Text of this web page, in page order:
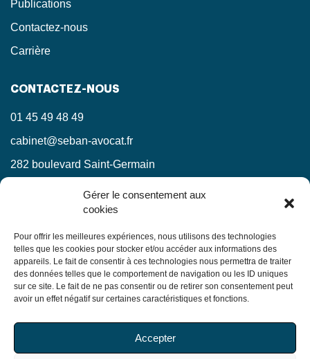
Gérer le consentement aux
cookies
Pour offrir les meilleures expériences, nous utilisons des technologies
telles que les cookies pour stocker et/ou accéder aux informations des
appareils. Le fait de consentir à ces technologies nous permettra de traiter
des données telles que le comportement de navigation ou les ID uniques
sur ce site. Le fait de ne pas consentir ou de retirer son consentement peut
avoir un effet négatif sur certaines caractéristiques et fonctions.
Accepter
Publications
Contactez-nous
Carrière
CONTACTEZ-NOUS
01 45 49 48 49
cabinet@seban-avocat.fr
282 boulevard Saint-Germain
RESTEZ INFORMÉS !
Ne manquez pas nos actualités juridiques.
En soumettant ce formulaire, j’accepte que mes
informations soient utilisées exclusivement dans le cadre